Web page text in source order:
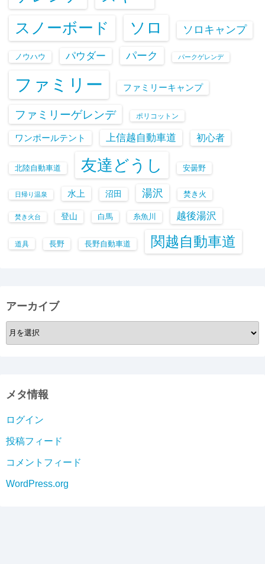
スノーボード
ソロ ソロキャンプ
ノウハウ パウダー パーク パークゲレンデ
ファミリー ファミリーキャンプ
ファミリーゲレンデ ポリコットン
ワンポールテント 上信越自動車道 初心者
北陸自動車道 友達どうし 安曇野
日帰り温泉 水上 沼田 湯沢 焚き火
焚き火台 登山 白馬 糸魚川 越後湯沢
道具 長野 長野自動車道 関越自動車道
アーカイブ
ア
ー
ブ
メタ情報
ログイン
投稿フィード
コメントフィード
WordPress.org